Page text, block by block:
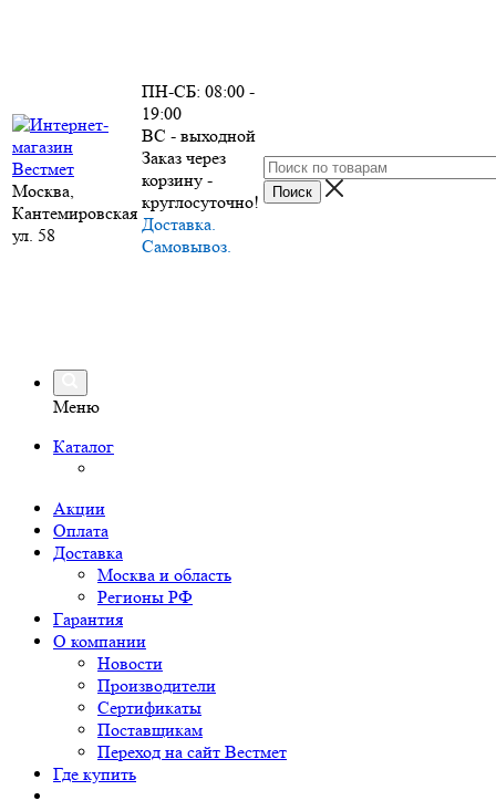
Москва,
Кантемировская
ул. 58
ПН-СБ: 08:00 -
19:00
ВС - выходной
Заказ через
корзину -
круглосуточно!
Доставка.
Самовывоз.
Меню
Каталог
Акции
Оплата
Доставка
Москва и область
Регионы РФ
Гарантия
О компании
Новости
Производители
Сертификаты
Поставщикам
Переход на сайт Вестмет
Где купить